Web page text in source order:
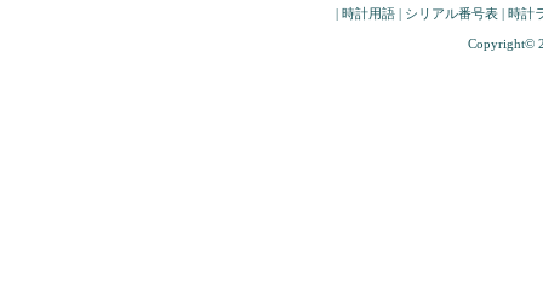
時計用語 シリアル番号表 時計
Copyright©